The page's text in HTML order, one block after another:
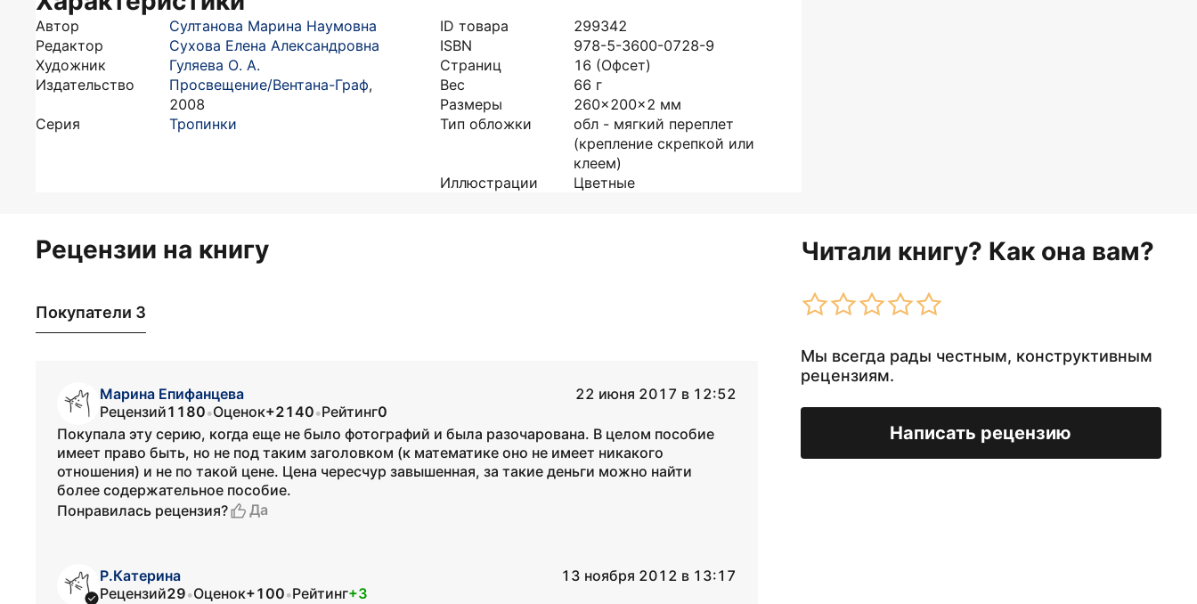
Автор
Султанова Марина Наумовна
Редактор
Сухова Елена Александровна
Художник
Гуляева О. А.
Издательство
Просвещение/Вентана-Граф,
2008
Серия
Тропинки
ID товара
299342
ISBN
978-5-3600-0728-9
Страниц
16 (Офсет)
Вес
66 г
Размеры
260x200x2 мм
Тип обложки
обл - мягкий переплет
(крепление скрепкой или
клеем)
Иллюстрации
Цветные
Рецензии на книгу Читали книгу? Как она вам?
Мы всегда рады честным, конструктивным
рецензиям.
Написать рецензию
Покупатели 3
Марина Епифанцева
22 июня 2017 в 12:52
Рецензий1180•Оценок+2140•Рейтинг0
Покупала эту серию, когда еще не было фотографий и была разочарована. В целом пособие
имеет право быть, но не под таким заголовком (к математике оно не имеет никакого
отношения) и не по такой цене. Цена чересчур завышенная, за такие деньги можно найти
более содержательное пособие.
Понравилась рецензия?
Да
Р.Катерина
13 ноября 2012 в 13:17
Рецензий29•Оценок+100•Рейтинг+3